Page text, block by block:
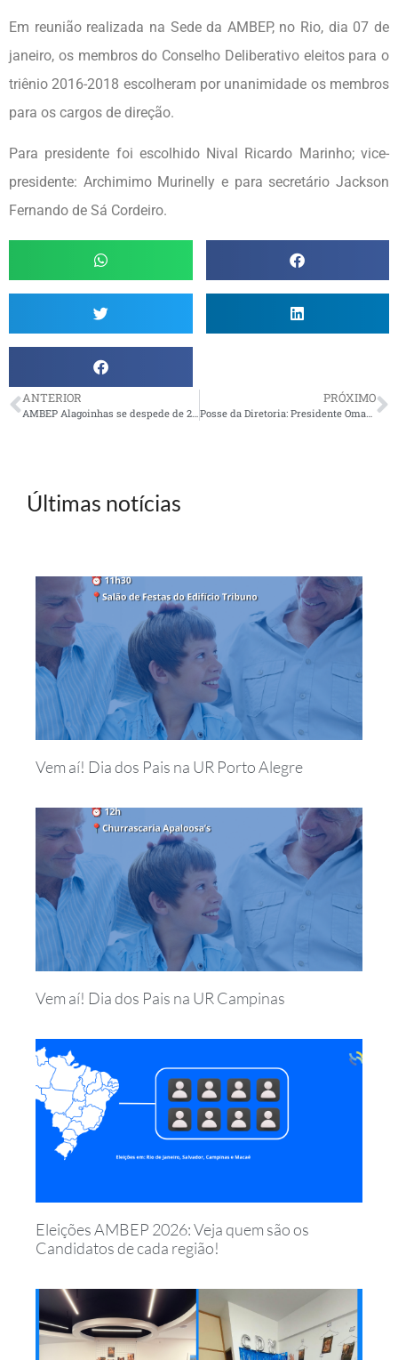
Em reunião realizada na Sede da AMBEP, no Rio, dia 07 de
janeiro, os membros do Conselho Deliberativo eleitos para o
triênio 2016-2018 escolheram por unanimidade os membros
para os cargos de direção.
Para presidente foi escolhido Nival Ricardo Marinho; vice-
presidente: Archimimo Murinelly e para secretário Jackson
Fernando de Sá Cordeiro.
ANTERIOR
AMBEP Alagoinhas se despede de 2015 em grande estilo com festa glamourosa
PRÓXIMO
Posse da Diretoria: Presidente Omar Cardoso Valle dá ênfase à defesa de pleitos dos associados
Últimas notícias
Vem aí! Dia dos Pais na UR Porto Alegre
Vem aí! Dia dos Pais na UR Campinas
Eleições AMBEP 2026: Veja quem são os
Candidatos de cada região!